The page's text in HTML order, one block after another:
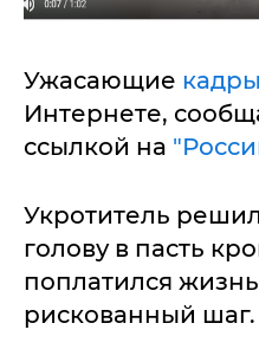
Ужасающие кадры
Интернете,
ссылкой на
Укротитель
голову в пасть
поплатился
рискованный шаг.